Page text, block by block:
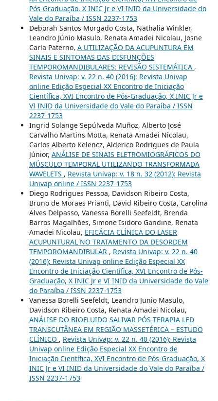
Pós-Graduação, X INIC Jr e VI INID da Universidade do
Vale do Paraíba / ISSN 2237-1753
Deborah Santos Morgado Costa, Nathalia Winkler,
Leandro Júnio Masulo, Renata Amadei Nicolau, Josne
Carla Paterno, A UTILIZAÇÃO DA ACUPUNTURA EM
SINAIS E SINTOMAS DAS DISFUNÇÕES
TEMPOROMANDIBULARES: REVISÃO SISTEMÁTICA ,
Revista Univap: v. 22 n. 40 (2016): Revista Univap
online Edição Especial XX Encontro de Iniciação
Científica, XVI Encontro de Pós-Graduação, X INIC Jr e
VI INID da Universidade do Vale do Paraíba / ISSN
2237-1753
Ingrid Solange Sepúlveda Muñoz, Alberto José
Carvalho Martins Motta, Renata Amadei Nicolau,
Carlos Alberto Kelencz, Alderico Rodrigues de Paula
Júnior, ANÁLISE DE SINAIS ELETROMIOGRÁFICOS DO
MÚSCULO TEMPORAL UTILIZANDO TRANSFORMADA
WAVELETS , Revista Univap: v. 18 n. 32 (2012): Revista
Univap online / ISSN 2237-1753
Diego Rodrigues Pessoa, Davidson Ribeiro Costa,
Bruno de Moraes Prianti, David Ribeiro Costa, Carolina
Alves Delpasso, Vanessa Borelli Seefeldt, Brenda
Barros Magalhães, Simone Isidoro Gandine, Renata
Amadei Nicolau, EFICÁCIA CLÍNICA DO LASER
ACUPUNTURAL NO TRATAMENTO DA DESORDEM
TEMPOROMANDIBULAR , Revista Univap: v. 22 n. 40
(2016): Revista Univap online Edição Especial XX
Encontro de Iniciação Científica, XVI Encontro de Pós-
Graduação, X INIC Jr e VI INID da Universidade do Vale
do Paraíba / ISSN 2237-1753
Vanessa Borelli Seefeldt, Leandro Junio Masulo,
Davidson Ribeiro Costa, Renata Amadei Nicolau,
ANÁLISE DO BIOFLUIDO SALIVAR PÓS-TERAPIA LED
TRANSCUTÂNEA EM REGIÃO MASSETÉRICA – ESTUDO
CLÍNICO , Revista Univap: v. 22 n. 40 (2016): Revista
Univap online Edição Especial XX Encontro de
Iniciação Científica, XVI Encontro de Pós-Graduação, X
INIC Jr e VI INID da Universidade do Vale do Paraíba /
ISSN 2237-1753